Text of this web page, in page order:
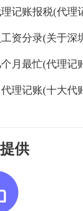
记账报税(代理
资分录(关于深
月最忙(代理记
理记账(十大代
供